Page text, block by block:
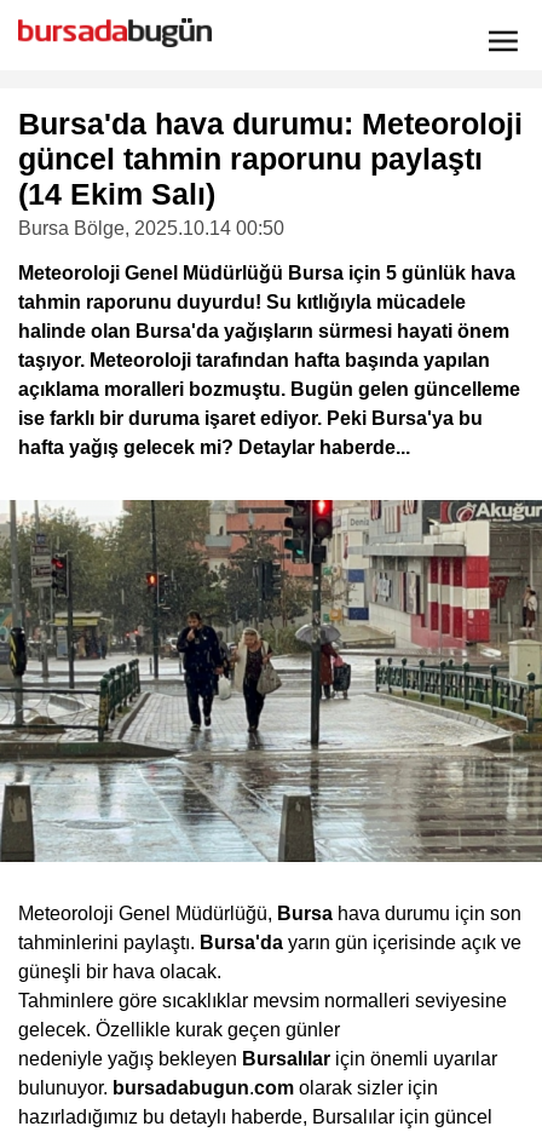
Bursa'da hava durumu: Meteoroloji
güncel tahmin raporunu paylaştı
(14 Ekim Salı)
Bursa Bölge, 2025.10.14 00:50
Meteoroloji Genel Müdürlüğü Bursa için 5 günlük hava
tahmin raporunu duyurdu! Su kıtlığıyla mücadele
halinde olan Bursa'da yağışların sürmesi hayati önem
taşıyor. Meteoroloji tarafından hafta başında yapılan
açıklama moralleri bozmuştu. Bugün gelen güncelleme
ise farklı bir duruma işaret ediyor. Peki Bursa'ya bu
hafta yağış gelecek mi? Detaylar haberde...
Meteoroloji Genel Müdürlüğü, Bursa hava durumu için son
tahminlerini paylaştı. Bursa'da yarın gün içerisinde açık ve
güneşli bir hava olacak.
Tahminlere göre sıcaklıklar mevsim normalleri seviyesine
gelecek. Özellikle kurak geçen günler
nedeniyle yağış bekleyen Bursalılar için önemli uyarılar
bulunuyor. bursadabugun.com olarak sizler için
hazırladığımız bu detaylı haberde, Bursalılar için güncel